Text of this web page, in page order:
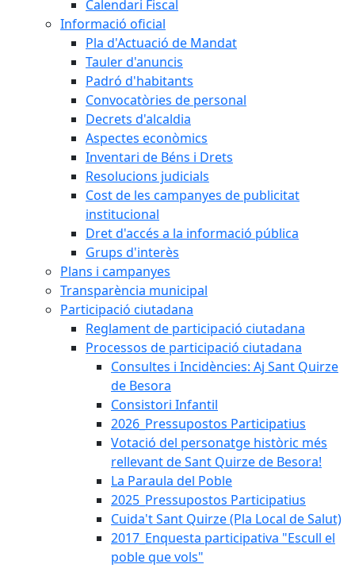
Calendari Fiscal
Informació oficial
Pla d'Actuació de Mandat
Tauler d'anuncis
Padró d'habitants
Convocatòries de personal
Decrets d'alcaldia
Aspectes econòmics
Inventari de Béns i Drets
Resolucions judicials
Cost de les campanyes de publicitat
institucional
Dret d'accés a la informació pública
Grups d'interès
Plans i campanyes
Transparència municipal
Participació ciutadana
Reglament de participació ciutadana
Processos de participació ciutadana
Consultes i Incidències: Aj Sant Quirze
de Besora
Consistori Infantil
2026_Pressupostos Participatius
Votació del personatge històric més
rellevant de Sant Quirze de Besora!
La Paraula del Poble
2025_Pressupostos Participatius
Cuida't Sant Quirze (Pla Local de Salut)
2017_Enquesta participativa "Escull el
poble que vols"